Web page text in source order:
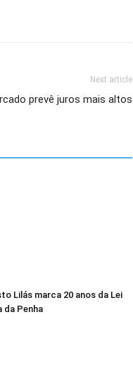
Next article
prevê juros mais altos
Lilás marca 20 anos da Lei
da Penha